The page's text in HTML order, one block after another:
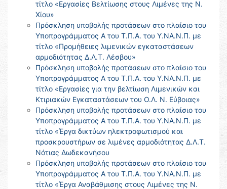
τίτλο «Εργασίες Βελτίωσης στους Λιμένες της Ν.
Χίου»
Πρόσκληση υποβολής προτάσεων στο πλαίσιο του
Υποπρογράμματος Α του Τ.Π.Α. του Υ.ΝΑ.Ν.Π. με
τίτλο «Προμήθειες λιμενικών εγκαταστάσεων
αρμοδιότητας Δ.Λ.Τ. Λέσβου»
Πρόσκληση υποβολής προτάσεων στο πλαίσιο του
Υποπρογράμματος Α του Τ.Π.Α. του Υ.ΝΑ.Ν.Π. με
τίτλο «Εργασίες για την βελτίωση Λιμενικών και
Κτιριακών Εγκαταστάσεων του Ο.Λ. Ν. Εύβοιας»
Πρόσκληση υποβολής προτάσεων στο πλαίσιο του
Υποπρογράμματος Α του Τ.Π.Α. του Υ.ΝΑ.Ν.Π. με
τίτλο «Έργα δικτύων ηλεκτροφωτισμού και
προσκρουστήρων σε λιμένες αρμοδιότητας Δ.Λ.Τ.
Νότιας Δωδεκανήσου
Πρόσκληση υποβολής προτάσεων στο πλαίσιο του
Υποπρογράμματος Α του Τ.Π.Α. του Υ.ΝΑ.Ν.Π. με
τίτλο «Έργα Αναβάθμισης στους Λιμένες της Ν.